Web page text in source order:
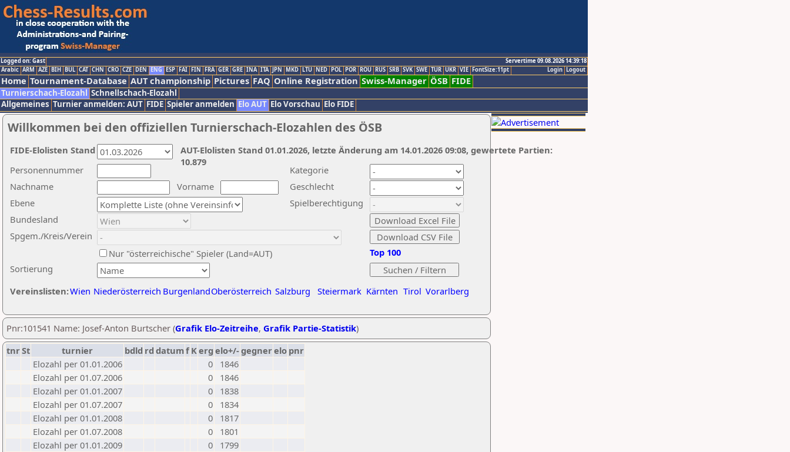
Logged on: Gast
Servertime 09.08.2026 14:39:18
Logout
Login
Arabic ARM AZE BIH BUL CAT CHN CRO CZE DEN ENG ESP FAI FIN FRA GER GRE INA ITA JPN MKD LTU NED POL POR ROU RUS SRB SVK SWE TUR UKR VIE FontSize:11pt
Home Tournament-Database AUT championship Pictures FAQ Online Registration Swiss-Manager ÖSB FIDE
Turnierschach-Elozahl Schnellschach-Elozahl
Allgemeines Turnier anmelden: AUT FIDE Spieler anmelden Elo AUT Elo Vorschau Elo FIDE
Willkommen bei den offiziellen Turnierschach-Elozahlen des ÖSB
Nachname
Vorname
Ebene
Kategorie
Sortierung
Personennummer
Bundesland
Spgem./Kreis/Verein
Geschlecht
Nur "österreichische" Spieler (Land=AUT)
Spielberechtigung
Vereinslisten:Wien Niederösterreich BurgenlandOberösterreich Salzburg Steiermark Kärnten Tirol Vorarlberg
Top 100
AUT-Elolisten Stand 01.01.2026, letzte Änderung am 14.01.2026 09:08, gewertete Partien:
10.879
FIDE-Elolisten Stand
Pnr:101541 Name: Josef-Anton Burtscher (Grafik Elo-Zeitreihe, Grafik Partie-Statistik)
tnrSt turnier bdld rd datumf Kerg elo+/-gegnerelo pnr
Elozahl per 01.01.2006
0
1846
Elozahl per 01.07.2006
0
1846
Elozahl per 01.01.2007
0
1838
Elozahl per 01.07.2007
0
1834
Elozahl per 01.01.2008
0
1817
Elozahl per 01.07.2008
0
1801
Elozahl per 01.01.2009
0
1799